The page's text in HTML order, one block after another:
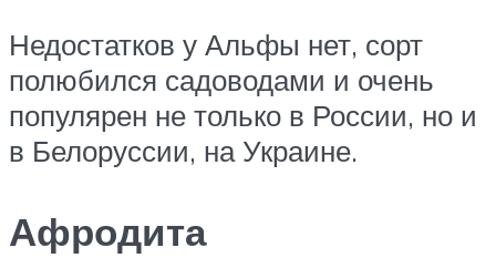
Недостатков у Альфы нет, сорт
полюбился садоводами и очень
популярен не только в России, но и
в Белоруссии, на Украине.
Афродита